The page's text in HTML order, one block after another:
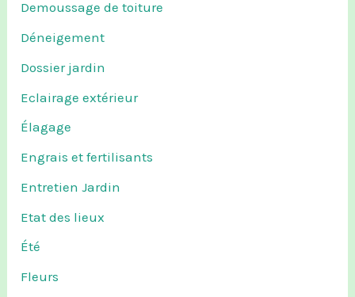
Demoussage de toiture
Déneigement
Dossier jardin
Eclairage extérieur
Élagage
Engrais et fertilisants
Entretien Jardin
Etat des lieux
Été
Fleurs